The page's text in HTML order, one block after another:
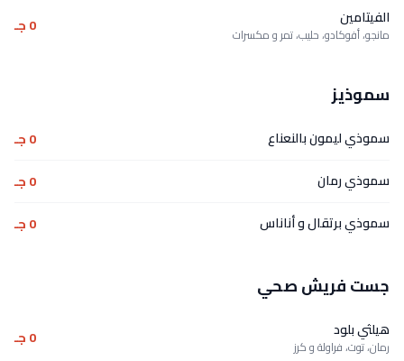
الفيتامين
مانجو، أفوكادو، حليب، تمر و مكسرات 0 جـ
سموذيز
سموذي ليمون بالنعناع
0 جـ
سموذي رمان
0 جـ
سموذي برتقال و أناناس
0 جـ
جست فريش صحي
هيلثي بلود
رمان، توت، فراولة و كرز 0 جـ